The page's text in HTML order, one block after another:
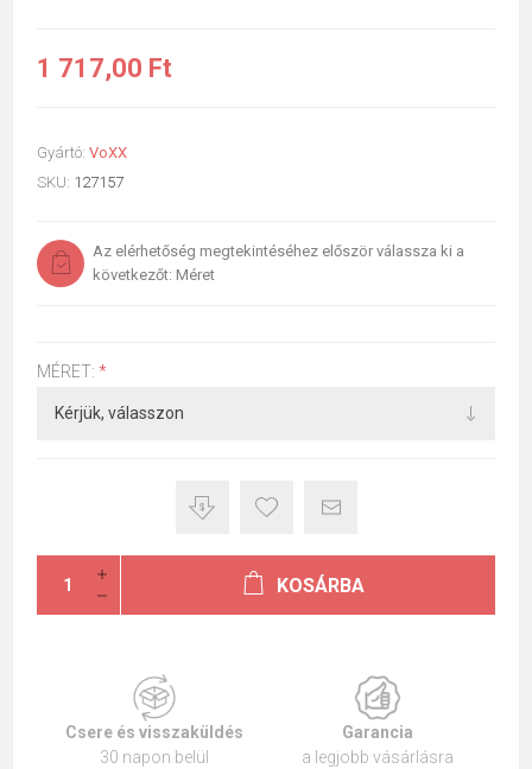
1 717,00 Ft
Gyártó: VoXX
SKU: 127157
Az elérhetőség megtekintéséhez először válassza ki a
következőt: Méret
MÉRET: *
KOSÁRBA
Csere és visszaküldés
30 napon belül
Garancia
a legjobb vásárlásra